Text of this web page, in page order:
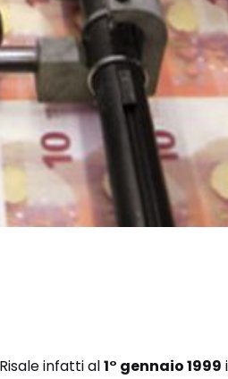
infatti al1° gennaio 1999